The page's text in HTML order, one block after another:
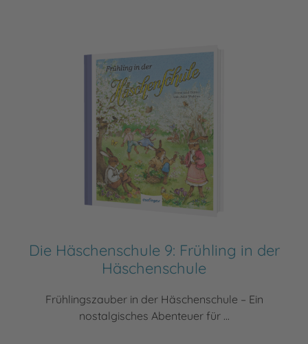
Die Häschenschule 9: Frühling in der
Häschenschule
Frühlingszauber in der Häschenschule – Ein
nostalgisches Abenteuer für ...